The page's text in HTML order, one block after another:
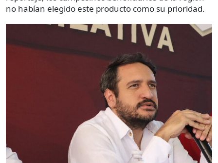
no habían elegido este producto como su prioridad.